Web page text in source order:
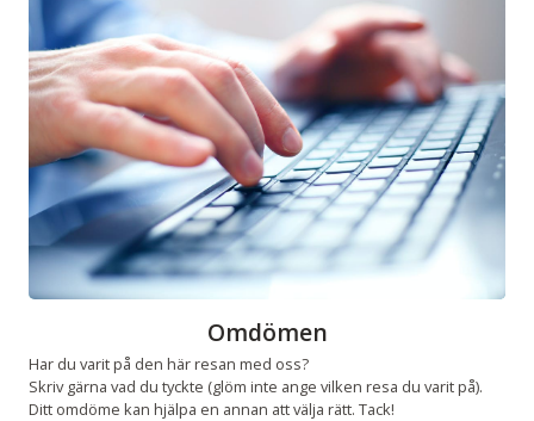
Omdömen
Har du varit på den här resan med oss?
Skriv gärna vad du tyckte (glöm inte ange vilken resa du varit på).
Ditt omdöme kan hjälpa en annan att välja rätt. Tack!